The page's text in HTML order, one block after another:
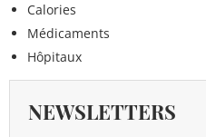
Calories
Médicaments
Hôpitaux
NEWSLETTERS